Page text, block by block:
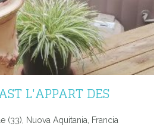
L'APPART DES
(33), Nuova Aquitania, Francia